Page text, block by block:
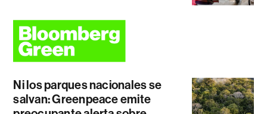
Ni los parques nacionales se
salvan: Greenpeace emite